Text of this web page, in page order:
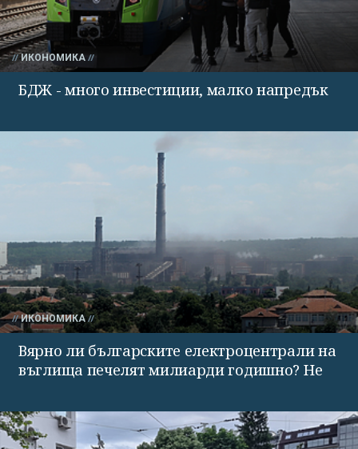
ИКОНОМИКА
БДЖ - много инвестиции, малко напредък
ИКОНОМИКА
Вярно ли българските електроцентрали на
въглища печелят милиарди годишно? Не